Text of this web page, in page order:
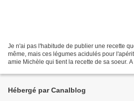
Je n'ai pas l'habitude de publier une recette
même, mais ces légumes acidulés pour
amie Michèle qui tient la recette de sa soeur. A
Hébergé par Canalblog